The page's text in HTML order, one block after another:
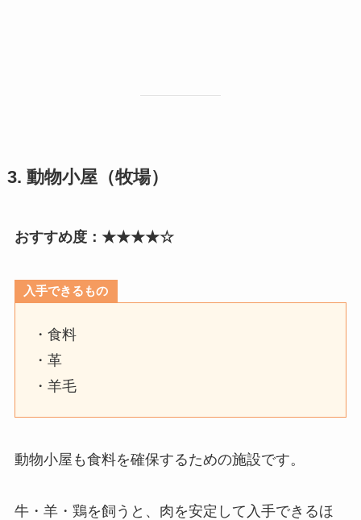
3. 動物小屋（牧場）
おすすめ度：★★★★☆
入手できるもの
・食料
・革
・羊毛
動物小屋も食料を確保するための施設です。
牛・羊・鶏を飼うと、肉を安定して入手できるほ